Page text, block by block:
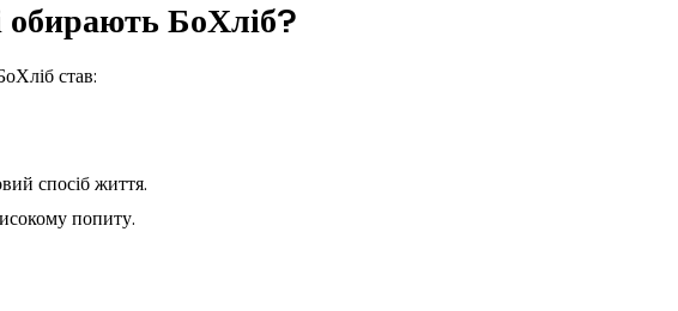
обирають БоХліб?
став:
спосіб життя.
попиту.